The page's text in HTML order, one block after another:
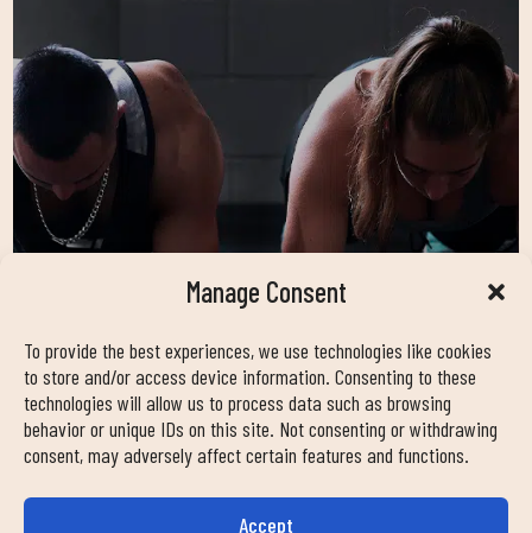
Manage Consent
To provide the best experiences, we use technologies like cookies
to store and/or access device information. Consenting to these
technologies will allow us to process data such as browsing
behavior or unique IDs on this site. Not consenting or withdrawing
consent, may adversely affect certain features and functions.
Accept
TODA NUESTRA OFERTA FITNESS
PARA QUE TE QUEDES CON
NOSOTROS